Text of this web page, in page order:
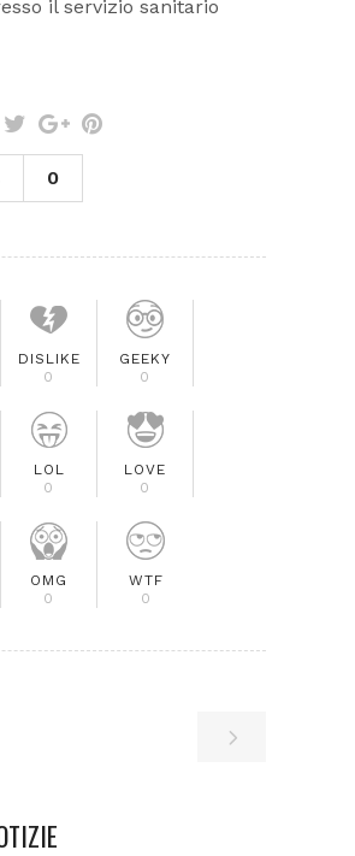
il servizio sanitario
0
DISLIKE
0
GEEKY
0
LOL
0
LOVE
0
OMG
0
WTF
0